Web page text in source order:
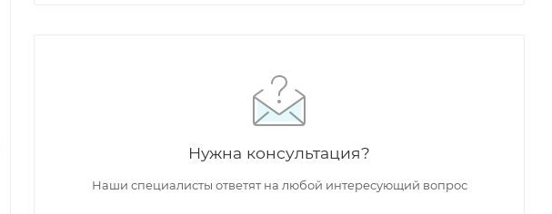
Нужна консультация?
Наши специалисты ответят на любой интересующий вопрос